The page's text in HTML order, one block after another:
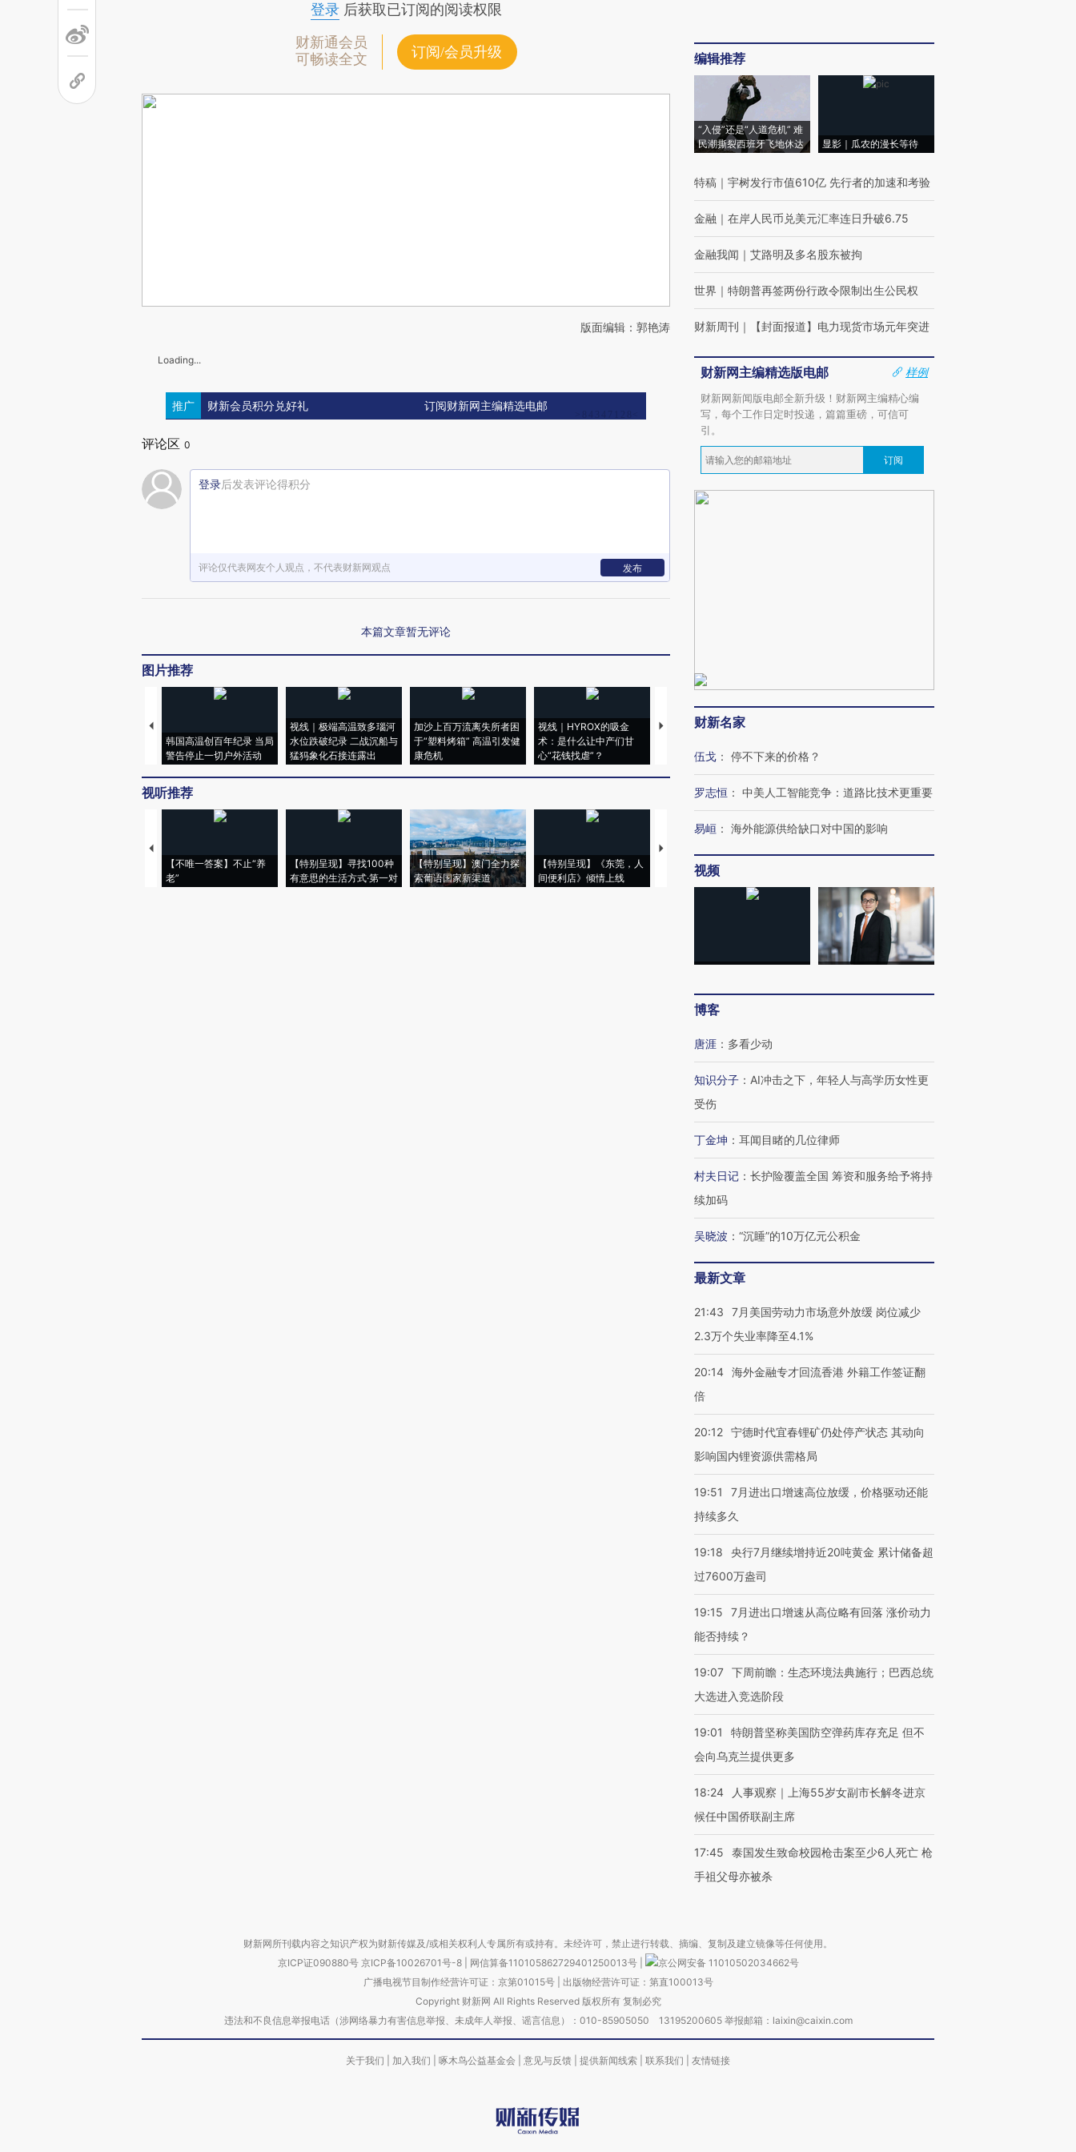
登录后获取已订阅的阅读权限
财新通会员
可畅读全文
订阅/会员升级
版面编辑：郭艳涛
Loading...
推广 财新会员积分兑好礼 订阅财新网主编精选电邮
评论区 0
登录后发表评论得积分
评论仅代表网友个人观点，不代表财新网观点 发布
本篇文章暂无评论
图片推荐
韩国高温创百年纪录 当局
警告停止一切户外活动
视线｜极端高温致多瑙河
水位跌破纪录 二战沉船与
猛犸象化石接连露出
加沙上百万流离失所者困
于“塑料烤箱” 高温引发健
康危机
视线｜HYROX的吸金
术：是什么让中产们甘
心“花钱找虐”？
马航飞行员跨国走私7万
育部长拱下台
视听推荐
【不唯一答案】不止“养
老”
【特别呈现】寻找100种
有意思的生活方式·第一对
【特别呈现】澳门全力探
索葡语国家新渠道
【特别呈现】《东莞，人
间便利店》倾情上线
【推广】走进第四届链博
会，让数智科技“链”接产
编辑推荐
“入侵”还是“人道危机” 难
民潮撕裂西班牙飞地休达
显影｜瓜农的漫长等待
特稿 ｜ 宇树发行市值610亿 先行者的加速和考验
金融 ｜ 在岸人民币兑美元汇率连日升破6.75
金融我闻 ｜ 艾路明及多名股东被拘
世界 ｜ 特朗普再签两份行政令限制出生公民权
财新周刊 ｜ 【封面报道】电力现货市场元年突进
财新网主编精选版电邮
样例
财新网新闻版电邮全新升级！财新网主编精心编
写，每个工作日定时投递，篇篇重磅，可信可
引。
订阅
财新名家
伍戈 ： 停不下来的价格？
罗志恒 ： 中美人工智能竞争：道路比技术更重要
易峘 ： 海外能源供给缺口对中国的影响
视频
博客
唐涯 ： 多看少动
知识分子 ： AI冲击之下，年轻人与高学历女性更
受伤
丁金坤 ： 耳闻目睹的几位律师
村夫日记 ： 长护险覆盖全国 筹资和服务给予将持
续加码
吴晓波 ： “沉睡”的10万亿元公积金
最新文章
21:43
7月美国劳动力市场意外放缓 岗位减少
2.3万个失业率降至4.1%
20:14 海外金融专才回流香港 外籍工作签证翻
倍
20:12 宁德时代宜春锂矿仍处停产状态 其动向
影响国内锂资源供需格局
19:51
7月进出口增速高位放缓，价格驱动还能
持续多久
19:18
央行7月继续增持近20吨黄金 累计储备超
过7600万盎司
19:15
7月进出口增速从高位略有回落 涨价动力
能否持续？
19:07 下周前瞻：生态环境法典施行；巴西总统
大选进入竞选阶段
19:01
特朗普坚称美国防空弹药库存充足 但不
会向乌克兰提供更多
18:24
人事观察｜上海55岁女副市长解冬进京
候任中国侨联副主席
17:45
泰国发生致命校园枪击案至少6人死亡 枪
手祖父母亦被杀
财新网所刊载内容之知识产权为财新传媒及/或相关权利人专属所有或持有。未经许可，禁止进行转载、摘编、复制及建立镜像等任何使用。
京ICP证090880号 京ICP备10026701号-8 网信算备110105862729401250013号
京公网安备 11010502034662号
广播电视节目制作经营许可证：京第01015号| 出版物经营许可证：第直100013号
Copyright 财新网 All Rights Reserved 版权所有 复制必究
违法和不良信息举报电话（涉网络暴力有害信息举报、未成年人举报、谣言信息）：010-85905050 13195200605 举报邮箱：laixin@caixin.com
关于我们 加入我们 啄木鸟公益基金会 意见与反馈 提供新闻线索 联系我们 友情链接